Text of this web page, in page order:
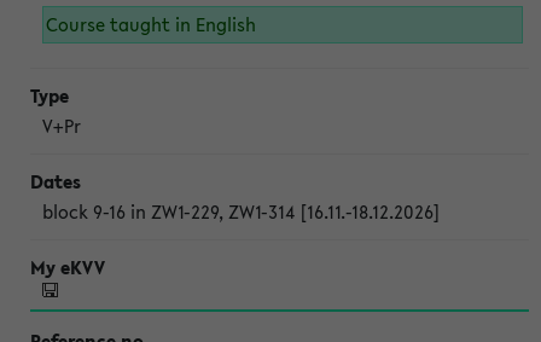
Course taught in English
V+Pr
block 9-16 in ZW1-229, ZW1-314 [16.11.-18.12.2026]